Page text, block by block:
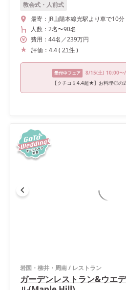
教会式・人前式
最寄： JR山陽本線光駅より車で10分
人数： 2名〜90名
費用： 44名 ／239万円
評価： 4.4( 21件)
受付中フェア 8/15(土) 10:00〜
岩国・柳井・周南/ レストラン
ガーデンレストラン&ウエ